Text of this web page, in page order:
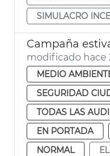
SIMULACRO
modificado hace
MEDIO
SEGURIDAD
TODAS LAS
EN PORTADA
NORMAL